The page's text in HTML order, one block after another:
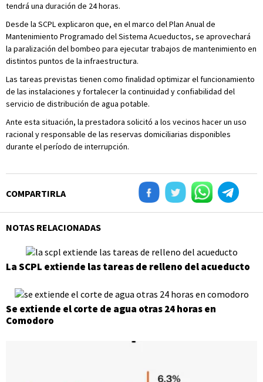
tendrá una duración de 24 horas.
Desde la SCPL explicaron que, en el marco del Plan Anual de
Mantenimiento Programado del Sistema Acueductos, se aprovechará
la paralización del bombeo para ejecutar trabajos de mantenimiento en
distintos puntos de la infraestructura.
Las tareas previstas tienen como finalidad optimizar el funcionamiento
de las instalaciones y fortalecer la continuidad y confiabilidad del
servicio de distribución de agua potable.
Ante esta situación, la prestadora solicitó a los vecinos hacer un uso
racional y responsable de las reservas domiciliarias disponibles
durante el período de interrupción.
COMPARTIRLA
NOTAS RELACIONADAS
La SCPL extiende las tareas de relleno del acueducto
Se extiende el corte de agua otras 24 horas en
Comodoro